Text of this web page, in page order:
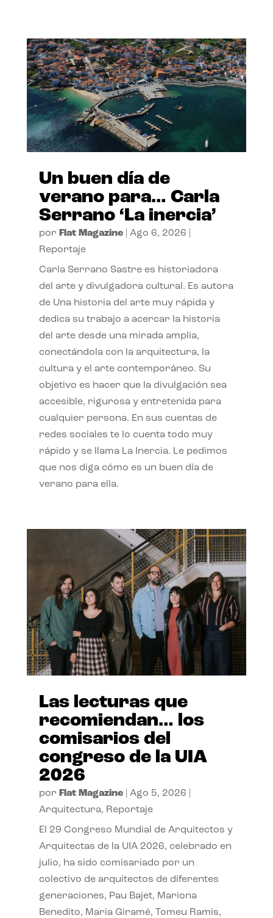
Un buen día de
verano para… Carla
Serrano ‘La inercia’
por Flat Magazine| Ago 6, 2026
Reportaje
Carla Serrano Sastre es historiadora
del arte y divulgadora cultural. Es autora
de Una historia del arte muy rápida y
dedica su trabajo a acercar la historia
del arte desde una mirada amplia,
conectándola con la arquitectura, la
cultura y el arte contemporáneo. Su
objetivo es hacer que la divulgación sea
accesible, rigurosa y entretenida para
cualquier persona. En sus cuentas de
redes sociales te lo cuenta todo muy
rápido y se llama La Inercia. Le pedimos
que nos diga cómo es un buen día de
verano para ella.
Las lecturas que
recomiendan… los
comisarios del
congreso de la UIA
2026
por Flat Magazine| Ago 5, 2026
Arquitectura, Reportaje
El 29 Congreso Mundial de Arquitectos y
Arquitectas de la UIA 2026, celebrado en
julio, ha sido comisariado por un
colectivo de arquitectos de diferentes
generaciones, Pau Bajet, Mariona
Benedito, Maria Giramé, Tomeu Ramis,